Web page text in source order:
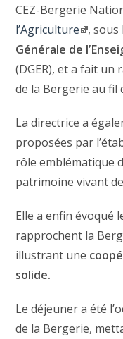
CEZ-Bergerie
l’Agriculture
, sous
Générale de
(DGER), et a fait
de la Bergerie au fil
La directrice a
proposées par
rôle emblématique
patrimoine vivant
Elle a enfin évoqué
rapprochent la
illustrant une
solide.
Le déjeuner a été
de la Bergerie,